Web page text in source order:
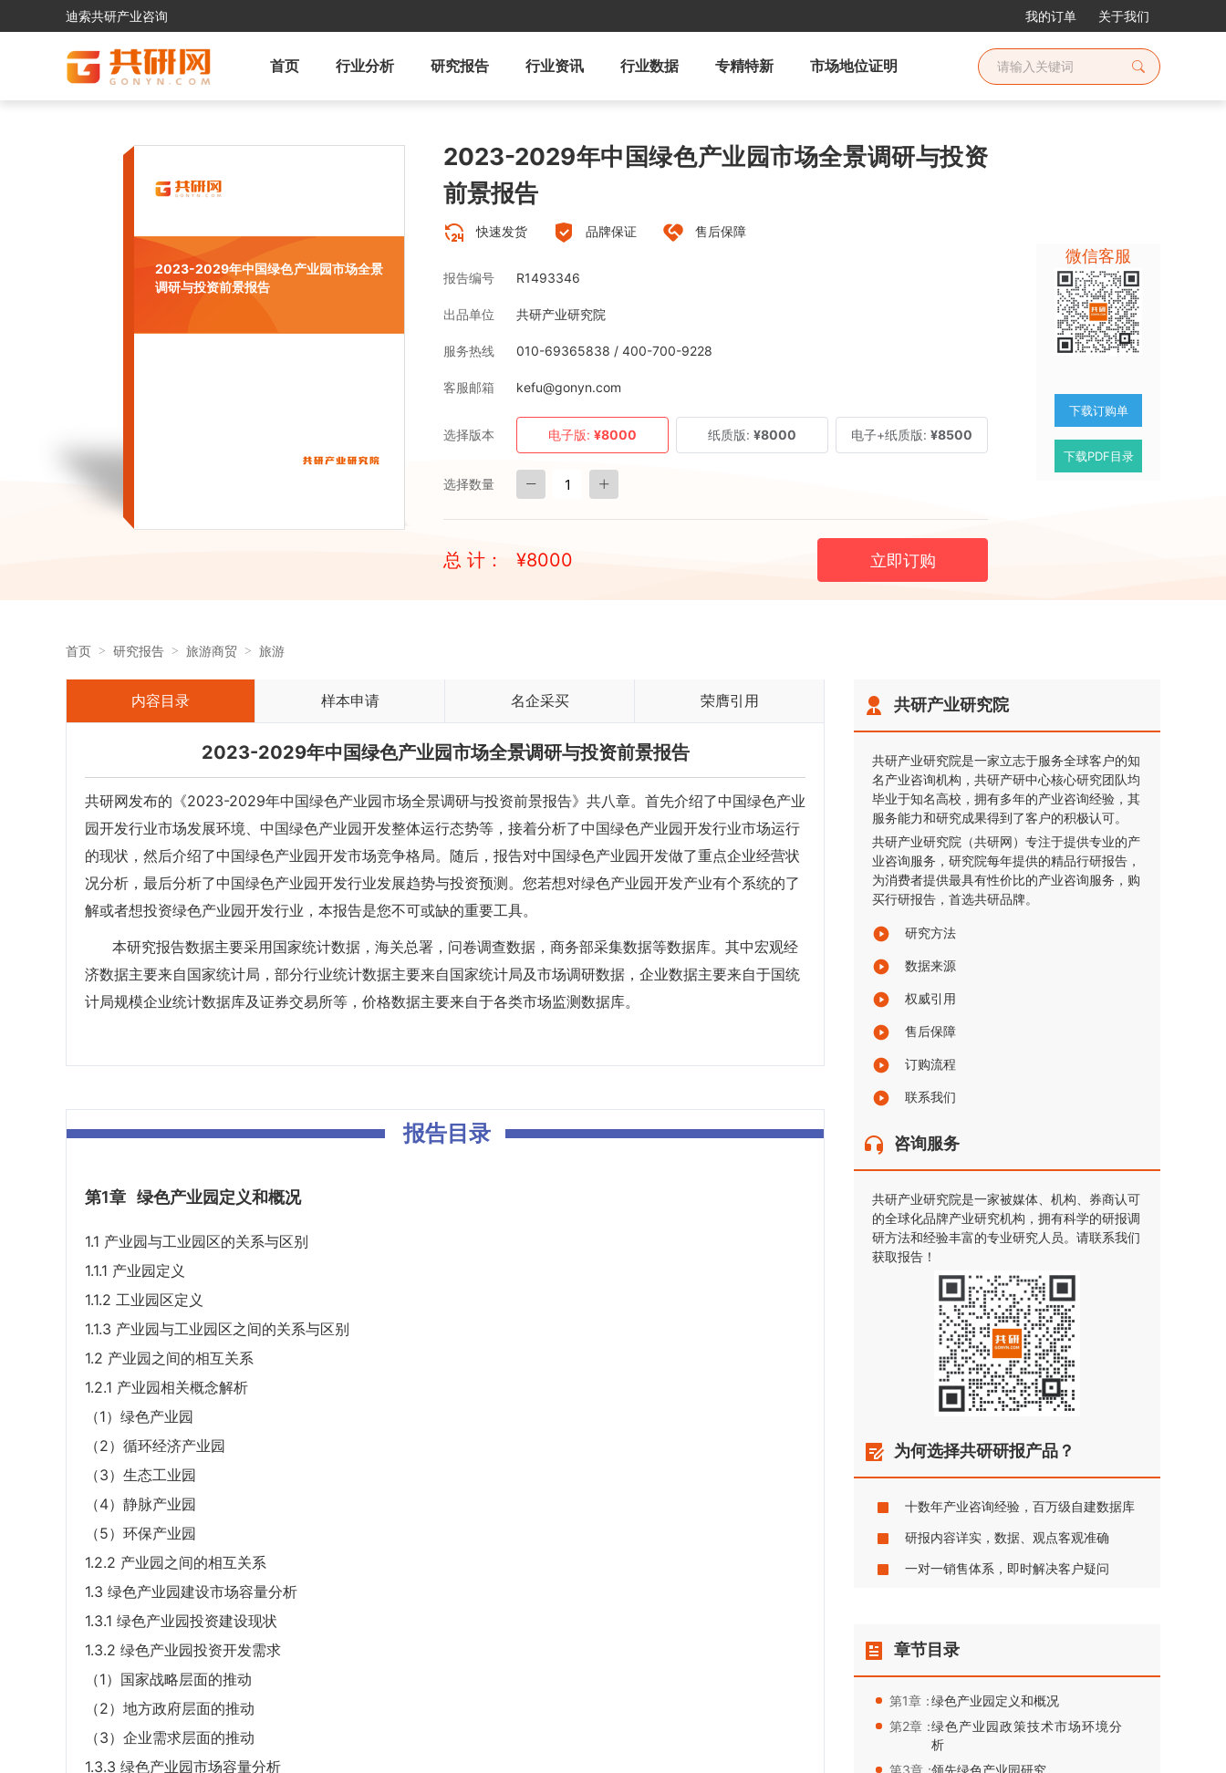
迪索共研产业咨询 我的订单 关于我们
首页 行业分析 研究报告 行业资讯 行业数据 专精特新 市场地位证明
2023-2029年中国绿色产业园市场全景
调研与投资前景报告
2023-2029年中国绿色产业园市场全景调研与投资
前景报告
快速发货 品牌保证 售后保障
报告编号 R1493346
出品单位 共研产业研究院
服务热线 010-69365838 / 400-700-9228
客服邮箱 kefu@gonyn.com
选择版本 电子版: ¥8000 纸质版: ¥8000 电子+纸质版: ¥8500
选择数量
总 计： ¥8000 立即订购
微信客服
下载订购单
下载PDF目录
首页 研究报告 旅游商贸 旅游
内容目录 样本申请 名企采买 荣膺引用
2023-2029年中国绿色产业园市场全景调研与投资前景报告
共研网发布的《2023-2029年中国绿色产业园市场全景调研与投资前景报告》共八章。首先介绍了中国绿色产业
园开发行业市场发展环境、中国绿色产业园开发整体运行态势等，接着分析了中国绿色产业园开发行业市场运行
的现状，然后介绍了中国绿色产业园开发市场竞争格局。随后，报告对中国绿色产业园开发做了重点企业经营状
况分析，最后分析了中国绿色产业园开发行业发展趋势与投资预测。您若想对绿色产业园开发产业有个系统的了
解或者想投资绿色产业园开发行业，本报告是您不可或缺的重要工具。
本研究报告数据主要采用国家统计数据，海关总署，问卷调查数据，商务部采集数据等数据库。其中宏观经
济数据主要来自国家统计局，部分行业统计数据主要来自国家统计局及市场调研数据，企业数据主要来自于国统
计局规模企业统计数据库及证券交易所等，价格数据主要来自于各类市场监测数据库。
报告目录
第1章 绿色产业园定义和概况
1.1 产业园与工业园区的关系与区别
1.1.1 产业园定义
1.1.2 工业园区定义
1.1.3 产业园与工业园区之间的关系与区别
1.2 产业园之间的相互关系
1.2.1 产业园相关概念解析
（1）绿色产业园
（2）循环经济产业园
（3）生态工业园
（4）静脉产业园
（5）环保产业园
1.2.2 产业园之间的相互关系
1.3 绿色产业园建设市场容量分析
1.3.1 绿色产业园投资建设现状
1.3.2 绿色产业园投资开发需求
（1）国家战略层面的推动
（2）地方政府层面的推动
（3）企业需求层面的推动
1.3.3 绿色产业园市场容量分析
共研产业研究院
共研产业研究院是一家立志于服务全球客户的知
名产业咨询机构，共研产研中心核心研究团队均
毕业于知名高校，拥有多年的产业咨询经验，其
服务能力和研究成果得到了客户的积极认可。
共研产业研究院（共研网）专注于提供专业的产
业咨询服务，研究院每年提供的精品行研报告，
为消费者提供最具有性价比的产业咨询服务，购
买行研报告，首选共研品牌。
研究方法
数据来源
权威引用
售后保障
订购流程
联系我们
咨询服务
共研产业研究院是一家被媒体、机构、券商认可
的全球化品牌产业研究机构，拥有科学的研报调
研方法和经验丰富的专业研究人员。请联系我们
获取报告！
为何选择共研研报产品？
十数年产业咨询经验，百万级自建数据库
研报内容详实，数据、观点客观准确
一对一销售体系，即时解决客户疑问
章节目录
第1章：绿色产业园定义和概况
第2章：绿色产业园政策技术市场环境分
析